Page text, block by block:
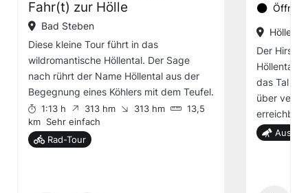
Fahr(t) zur Hölle
Bad Steben
Diese kleine Tour führt in das
wildromantische Höllental. Der Sage
nach rührt der Name Höllental aus der
Begegnung eines Köhlers mit dem Teufel.
1:13 h 313 hm 313 hm
13,5
km Sehr einfach
Rad-Tour
Der
Höllental
das Tal
über
erreichbar.